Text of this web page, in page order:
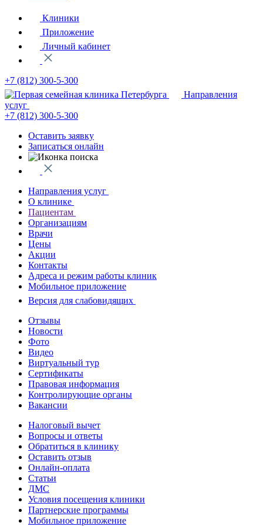
Клиники
Приложение
Личный кабинет
+7 (812) 300-5-300
Направления
услуг
+7 (812) 300-5-300
Оставить заявку
Записаться онлайн
Направления услуг
О клинике
Пациентам
Организациям
Врачи
Цены
Акции
Контакты
Адреса и режим работы клиник
Мобильное приложение
Версия для слабовидящих
Отзывы
Новости
Фото
Видео
Виртуальный тур
Сертификаты
Правовая информация
Контролирующие органы
Вакансии
Налоговый вычет
Вопросы и ответы
Обратиться в клинику
Оставить отзыв
Онлайн-оплата
Статьи
ДМС
Условия посещения клиники
Партнерские программы
Мобильное приложение